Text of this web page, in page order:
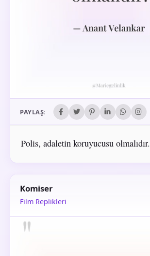
PAYLAŞ:
Polis, adaletin koruyucusu olmalıdır.
Komiser
Film Replikleri